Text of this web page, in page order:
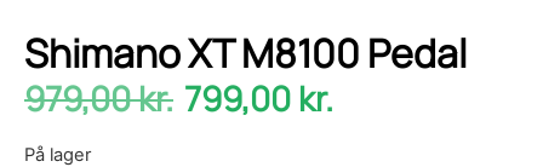
Shimano XT M8100 Pedal
979,00kr. 799,00 kr.
På lager